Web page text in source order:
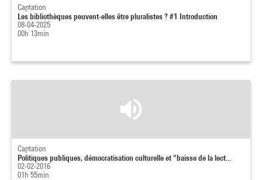
Captation
Les bibliothèques peuvent-elles être pluralistes ? #1 Introduction
08-04-2025
00h 13min
Captation
Politiques publiques, démocratisation culturelle et "baisse de la lect...
02-02-2016
01h 55min